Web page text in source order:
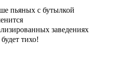
пьяных с бутылкой
заведениях
тихо!